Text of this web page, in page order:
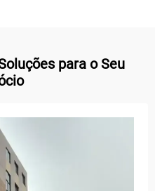
para o Seu